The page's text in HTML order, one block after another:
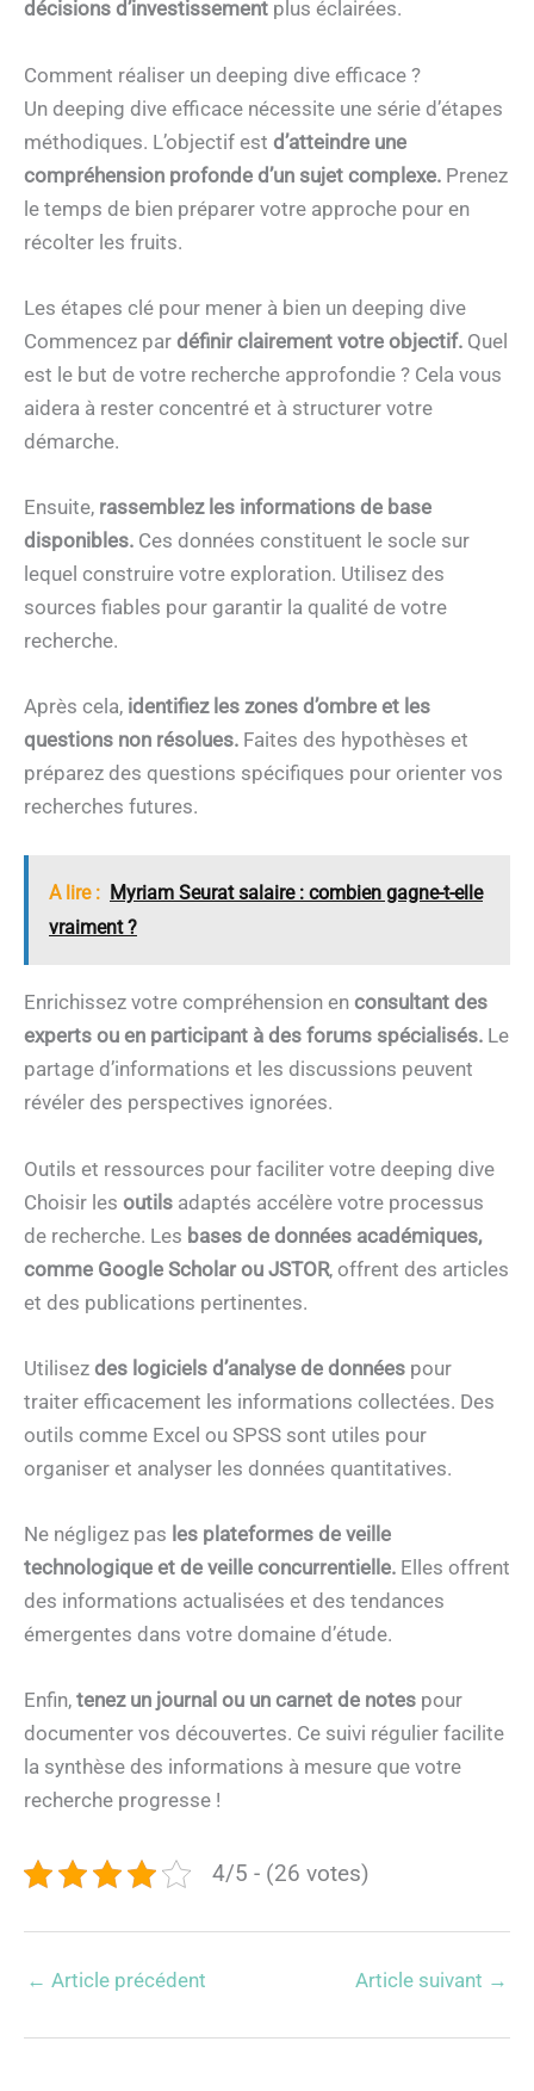
décisions d’investissement plus éclairées.
Comment réaliser un deeping dive efficace ?
Un deeping dive efficace nécessite une série d’étapes
méthodiques. L’objectif est d’atteindre une
compréhension profonde d’un sujet complexe. Prenez
le temps de bien préparer votre approche pour en
récolter les fruits.
Les étapes clé pour mener à bien un deeping dive
Commencez par définir clairement votre objectif. Quel
est le but de votre recherche approfondie ? Cela vous
aidera à rester concentré et à structurer votre
démarche.
Ensuite, rassemblez les informations de base
disponibles. Ces données constituent le socle sur
lequel construire votre exploration. Utilisez des
sources fiables pour garantir la qualité de votre
recherche.
Après cela, identifiez les zones d’ombre et les
questions non résolues. Faites des hypothèses et
préparez des questions spécifiques pour orienter vos
recherches futures.
A lire : Myriam Seurat salaire : combien gagne-t-elle
vraiment ?
Enrichissez votre compréhension en consultant des
experts ou en participant à des forums spécialisés. Le
partage d’informations et les discussions peuvent
révéler des perspectives ignorées.
Outils et ressources pour faciliter votre deeping dive
Choisir les outils adaptés accélère votre processus
de recherche. Les bases de données académiques,
comme Google Scholar ou JSTOR, offrent des articles
et des publications pertinentes.
Utilisez des logiciels d’analyse de données pour
traiter efficacement les informations collectées. Des
outils comme Excel ou SPSS sont utiles pour
organiser et analyser les données quantitatives.
Ne négligez pas les plateformes de veille
technologique et de veille concurrentielle. Elles offrent
des informations actualisées et des tendances
émergentes dans votre domaine d’étude.
Enfin, tenez un journal ou un carnet de notes pour
documenter vos découvertes. Ce suivi régulier facilite
la synthèse des informations à mesure que votre
recherche progresse !
4/5 - (26 votes)
← Article précédent Article suivant →